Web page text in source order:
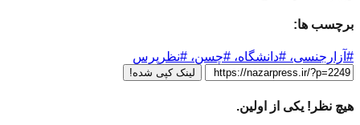
برچسب ها:
#آزارجنسی، #دانشگاه، #چسن، #نظرپرس
لینک کپی شده!
هیچ نظر! یکی از اولین.